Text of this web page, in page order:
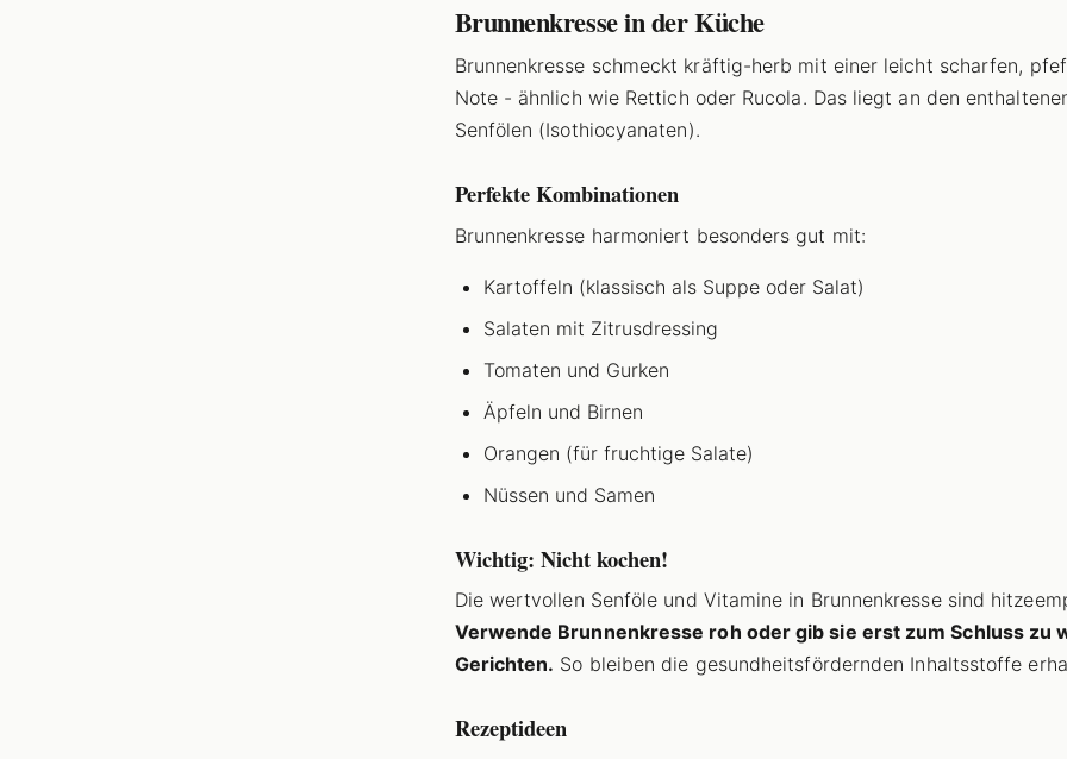
Brunnenkresse in der Küche
Brunnenkresse schmeckt kräftig-herb mit einer leicht scharfen,
Note - ähnlich wie Rettich oder Rucola. Das liegt an den
Senfölen (Isothiocyanaten).
Perfekte Kombinationen
Brunnenkresse harmoniert besonders gut mit:
Kartoffeln (klassisch als Suppe oder Salat)
Salaten mit Zitrusdressing
Tomaten und Gurken
Äpfeln und Birnen
Orangen (für fruchtige Salate)
Nüssen und Samen
Wichtig: Nicht kochen!
Die wertvollen Senföle und Vitamine in Brunnenkresse sind
Verwende Brunnenkresse roh oder gib sie erst zum Schluss zu
Gerichten. So bleiben die gesundheitsfördernden Inhaltsstoffe
Rezeptideen